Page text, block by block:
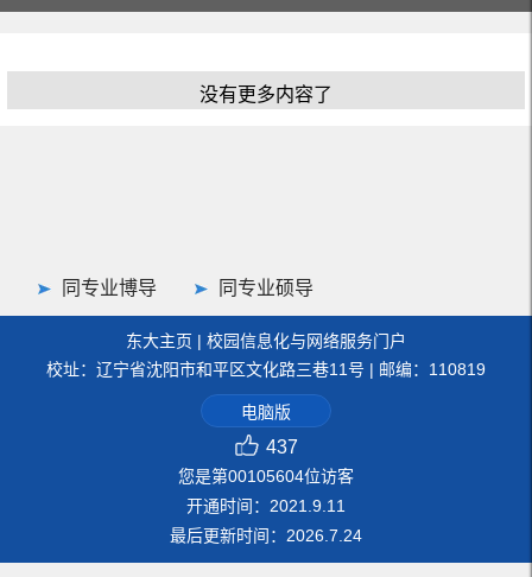
没有更多内容了
同专业博导 同专业硕导
东大主页 | 校园信息化与网络服务门户
校址：辽宁省沈阳市和平区文化路三巷11号 | 邮编：110819
电脑版
437
您是第00105604位访客
开通时间： 2021 9 11
最后更新时间： 2026 7 24